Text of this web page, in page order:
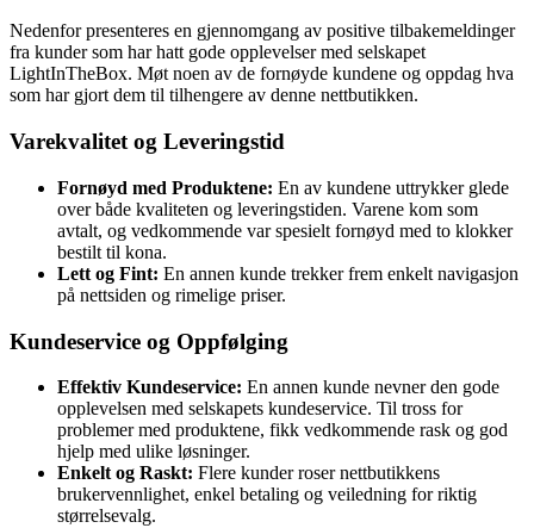
Nedenfor presenteres en gjennomgang av positive tilbakemeldinger
fra kunder som har hatt gode opplevelser med selskapet
LightInTheBox. Møt noen av de fornøyde kundene og oppdag hva
som har gjort dem til tilhengere av denne nettbutikken.
Varekvalitet og Leveringstid
Fornøyd med Produktene: En av kundene uttrykker glede
over både kvaliteten og leveringstiden. Varene kom som
avtalt, og vedkommende var spesielt fornøyd med to klokker
bestilt til kona.
Lett og Fint: En annen kunde trekker frem enkelt navigasjon
på nettsiden og rimelige priser.
Kundeservice og Oppfølging
Effektiv Kundeservice: En annen kunde nevner den gode
opplevelsen med selskapets kundeservice. Til tross for
problemer med produktene, fikk vedkommende rask og god
hjelp med ulike løsninger.
Enkelt og Raskt: Flere kunder roser nettbutikkens
brukervennlighet, enkel betaling og veiledning for riktig
størrelsevalg.